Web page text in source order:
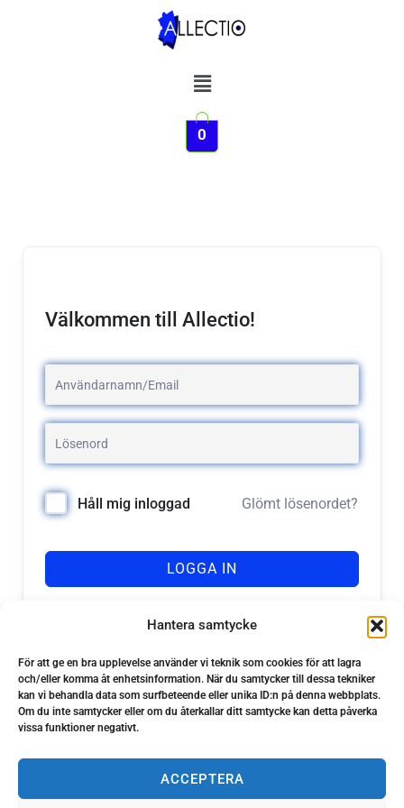
Hantera samtycke
För att ge en bra upplevelse använder vi teknik som cookies för att lagra
och/eller komma åt enhetsinformation. När du samtycker till dessa tekniker
kan vi behandla data som surfbeteende eller unika ID:n på denna webbplats.
Om du inte samtycker eller om du återkallar ditt samtycke kan detta påverka
vissa funktioner negativt.
ACCEPTERA
Meny
0
Välkommen till Allectio!
Håll mig inloggad Glömt lösenordet?
LOGGA IN
Har du inget konto? Registrera dig